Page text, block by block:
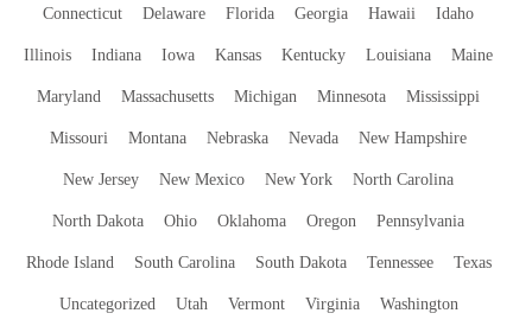
Connecticut Delaware Florida Georgia Hawaii Idaho
Illinois Indiana Iowa Kansas Kentucky Louisiana Maine
Maryland Massachusetts Michigan Minnesota Mississippi
Missouri Montana Nebraska Nevada New Hampshire
New Jersey New Mexico New York North Carolina
North Dakota Ohio Oklahoma Oregon Pennsylvania
Rhode Island South Carolina South Dakota Tennessee Texas
Uncategorized Utah Vermont Virginia Washington